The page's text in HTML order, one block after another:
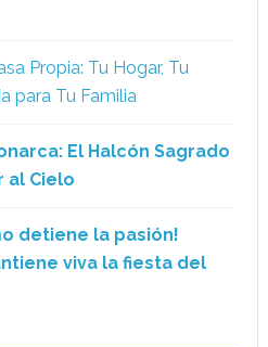
Propia: Tu Hogar, Tu
para Tu Familia
El Halcón Sagrado
al Cielo
detiene la pasión!
viva la fiesta del